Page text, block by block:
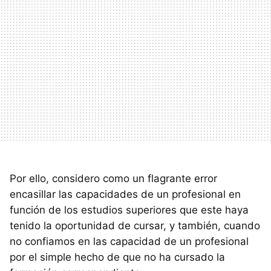
Por ello, considero como un flagrante error
encasillar las capacidades de un profesional en
función de los estudios superiores que este haya
tenido la oportunidad de cursar, y también, cuando
no confiamos en las capacidad de un profesional
por el simple hecho de que no ha cursado la